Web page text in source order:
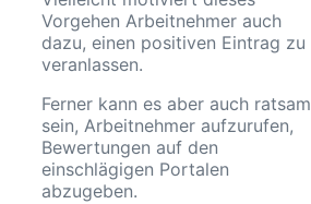
Vorgehen Arbeitnehmer auch
dazu, einen positiven Eintrag zu
veranlassen.
Ferner kann es aber auch ratsam
sein, Arbeitnehmer aufzurufen,
Bewertungen auf den
einschlägigen Portalen
abzugeben.